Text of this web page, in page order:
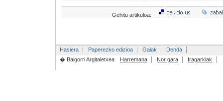
Gehitu artikuloa:
Hasiera Paperezko edizioa Gaiak
Denda
� Baigorri Argitaletxea
Harremana Nor gara Iragarkiak